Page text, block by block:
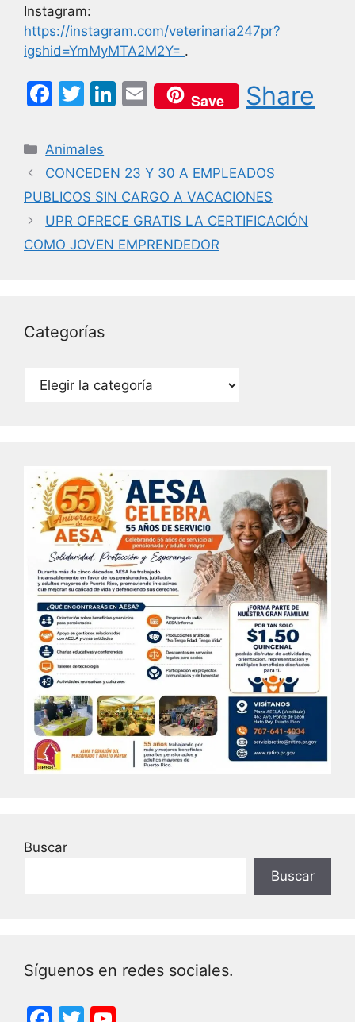
Instagram:
https://instagram.com/veterinaria247pr?
igshid=YmMyMTA2M2Y= .
F
c
e
b
o
o
T
itt
er
Li
e
dI
n
E
m
l
Save Share
Categorías
Animales
CONCEDEN 23 Y 30 A EMPLEADOS
PUBLICOS SIN CARGO A VACACIONES
UPR OFRECE GRATIS LA CERTIFICACIÓN
COMO JOVEN EMPRENDEDOR
Categorías
Categorías
Buscar
Buscar
Síguenos en redes sociales.